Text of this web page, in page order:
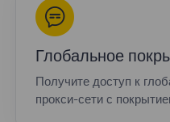
Глобальное
Получите доступ к
прокси-сети с